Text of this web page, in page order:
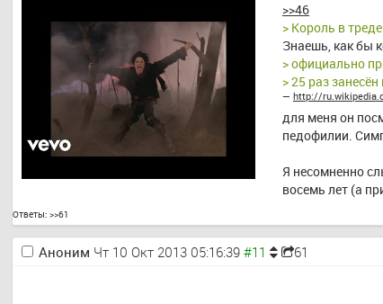
>>46
> Король в
Знаешь, как бы
> официально
> 25 раз
— http://
для меня он
педофилии.
Я несомненно
восемь лет (а
Ответы: >>61
Аноним Чт 10 Окт 2013 05:16:39 61